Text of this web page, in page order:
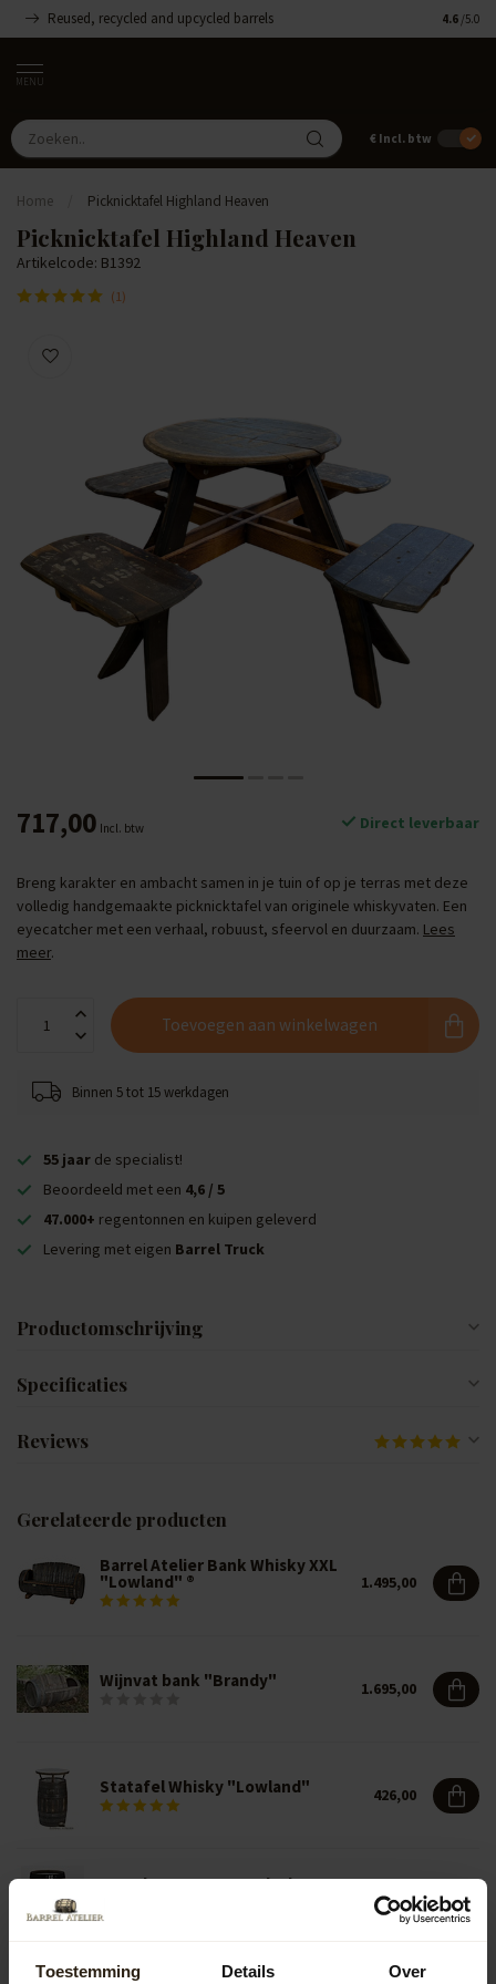
Toestemming Details Over
Reused, recycled and upcycled barrels 4.6 /5.0
MENU
€ Incl. btw
Home Picknicktafel Highland Heaven
Picknicktafel Highland Heaven
Artikelcode: B1392
(1)
717,00 Incl. btw Direct leverbaar
Breng karakter en ambacht samen in je tuin of op je terras met deze
volledig handgemaakte picknicktafel van originele whiskyvaten. Een
eyecatcher met een verhaal, robuust, sfeervol en duurzaam. Lees
meer.
Toevoegen aan winkelwagen
Binnen 5 tot 15 werkdagen
55 jaar de specialist!
Beoordeeld met een 4,6 / 5
47.000+ regentonnen en kuipen geleverd
Levering met eigen Barrel Truck
Productomschrijving
Specificaties
Reviews
Gerelateerde producten
Barrel Atelier Bank Whisky XXL
"Lowland" ® 1.495,00
Wijnvat bank "Brandy" 1.695,00
Statafel Whisky "Lowland" 426,00
Barrel ID Regenton ‘Black
392,50